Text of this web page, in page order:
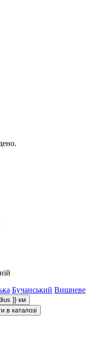
Бучанський Вишневе
}} км
в каталозі